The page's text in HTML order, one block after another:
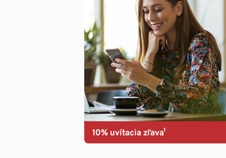
10% uvítacia zľava¹